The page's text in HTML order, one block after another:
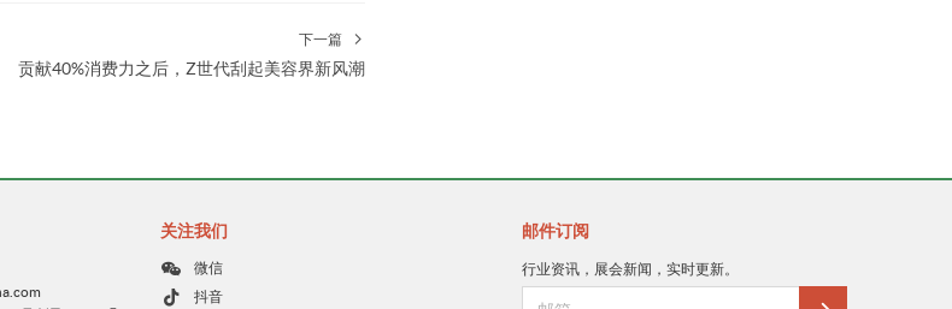
下一篇
贡献40%消费力之后，Z世代刮起美容界新风潮
关注我们
微信
抖音
邮件订阅
行业资讯，展会新闻，实时更新。